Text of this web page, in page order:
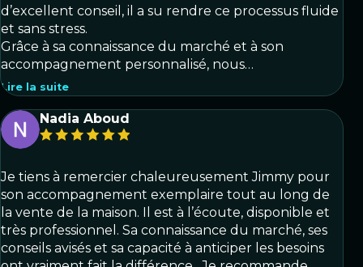
d’excellent conseil, il a su rendre ce processus fluide
et sans stress.
Grâce à sa connaissance du marché et à son
accompagnement personnalisé, nous…
Lire la suite
Nadia Aboud
Je tiens à remercier chaleureusement Jimmy pour
son accompagnement exemplaire tout au long de
la vente de la maison. Il est à l’écoute, disponible et
très professionnel. Sa connaissance du marché, ses
conseils avisés et sa capacité à anticiper les besoins